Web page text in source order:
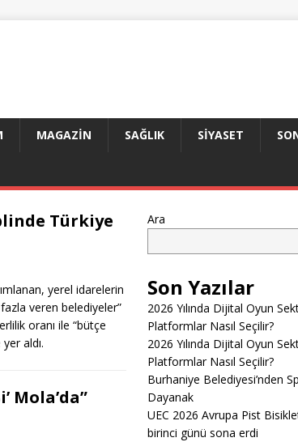
MAGAZIN SAĞLIK SIYASET
Türkiye
yerel idarelerin
veren belediyeler”
oranı ile “bütçe
aldı.
Mola’da”
Ara
Son Yazılar
2026 Yılında Dijital Oyun
Platformlar Nasıl Seçilir?
2026 Yılında Dijital Oyun
Platformlar Nasıl Seçilir?
Burhaniye Belediyesi’nden
Dayanak
UEC 2026 Avrupa Pist
birinci günü sona erdi